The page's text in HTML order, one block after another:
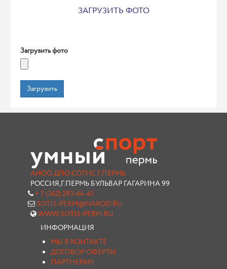
ЗАГРУЗИТЬ ФОТО
Загрузить фото
Загрузить
АНОО ДПО СОТИС Г.ПЕРМЬ
РОССИЯ,Г.ПЕРМЬ БУЛЬВАР ГАГАРИНА 99
+ 7 (342) 293-64-41
SOTIS-PERM@NAROD.RU
WWW.SOTIS-PERM.RU
ИНФОРМАЦИЯ
МЫ В КОНТАКТЕ
ДОГОВОР ОФЕРТЫ
ПАРТНЕРАМ